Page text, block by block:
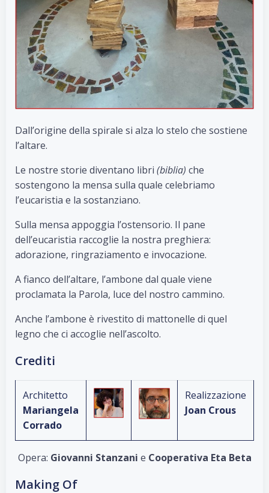
Dall’origine della spirale si alza lo stelo che sostiene
l’altare.
Le nostre storie diventano libri (biblia) che
sostengono la mensa sulla quale celebriamo
l’eucaristia e la sostanziano.
Sulla mensa appoggia l’ostensorio. Il pane
dell’eucaristia raccoglie la nostra preghiera:
adorazione, ringraziamento e invocazione.
A fianco dell’altare, l’ambone dal quale viene
proclamata la Parola, luce del nostro cammino.
Anche l’ambone è rivestito di mattonelle di quel
legno che ci accoglie nell’ascolto.
Crediti
Architetto
Mariangela
Corrado
Realizzazione
Joan Crous
Opera: Giovanni Stanzani e Cooperativa Eta Beta
Making Of